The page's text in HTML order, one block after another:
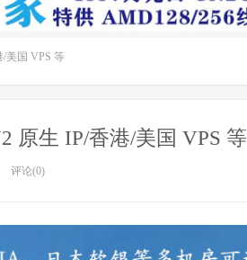
/美国 VPS 等
原生 IP/香港/美国 VPS 等
评论(0)